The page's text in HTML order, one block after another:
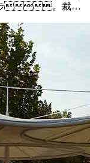
步。裁剪
。